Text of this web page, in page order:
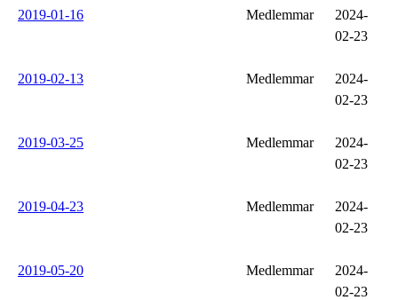
2019-01-16 Medlemmar
2024-
02-23
2019-02-13 Medlemmar
2024-
02-23
2019-03-25 Medlemmar
2024-
02-23
2019-04-23 Medlemmar
2024-
02-23
2019-05-20 Medlemmar
2024-
02-23